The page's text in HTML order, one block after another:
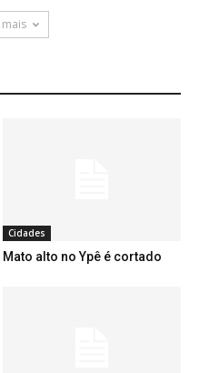
Cidades
Mato alto no Ypê é cortado